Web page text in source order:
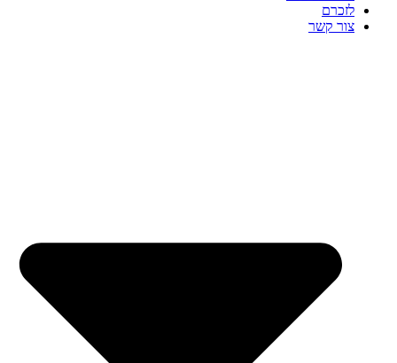
לזכרם
צור קשר